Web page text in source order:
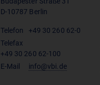
D-10787 Berlin
Telefon
+49 30 260 62-0
Telefax
+49 30 260 62-100
E-Mail
info@vbi.de